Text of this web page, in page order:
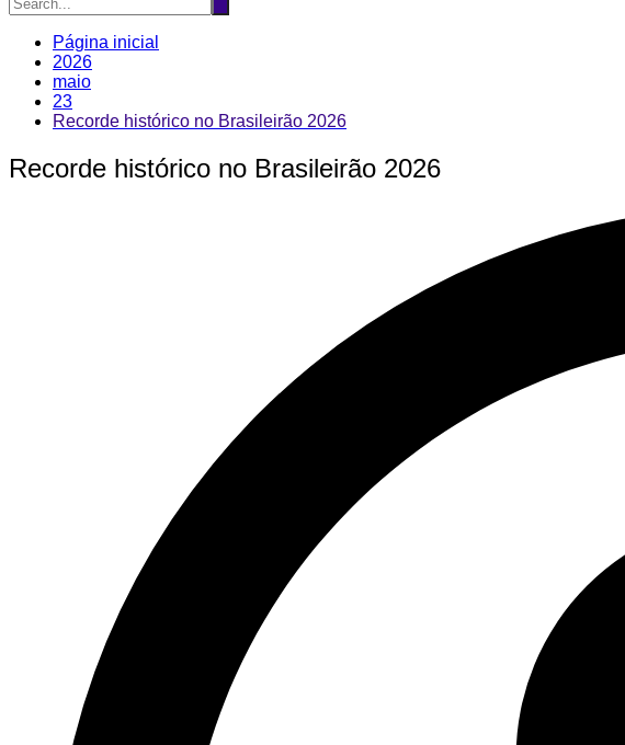
Página inicial
2026
maio
23
Recorde histórico no Brasileirão 2026
Recorde histórico no Brasileirão 2026